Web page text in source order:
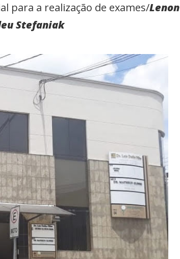
para a realização de exames/Lenon
Stefaniak